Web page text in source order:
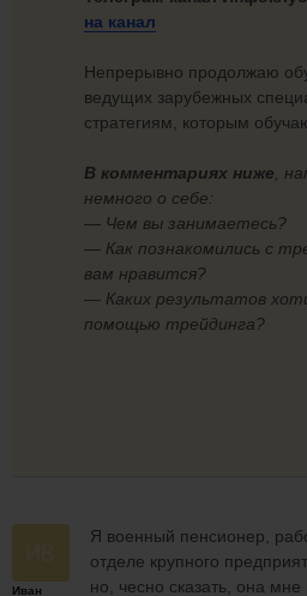
на канал
Непрерывно продолжаю
ведущих зарубежных
стратегиям, которым
В комментариях ниже ,
немного о себе:
— Чем вы занимаетесь?
— Как познакомились с
вам нравится?
— Каких результатов
помощью трейдинга?
Иван
Я военный пенсионер,
отделе крупного
но, чесно сказать, она